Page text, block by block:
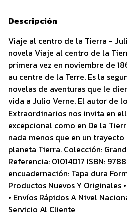
Descripción
Viaje al centro de la Tierra -
novela Viaje al centro de la
primera vez en noviembre de
au centre de la Terre. Es la
novelas de aventuras que le
vida a Julio Verne. El autor de
Extraordinarios nos invita en
excepcional como en De la
nada menos que en un
planeta Tierra. Colección:
Referencia: 01014017 ISBN:
encuadernación: Tapa dura
Productos Nuevos Y Originales
• Envíos Rápidos A Nivel
Servicio Al Cliente